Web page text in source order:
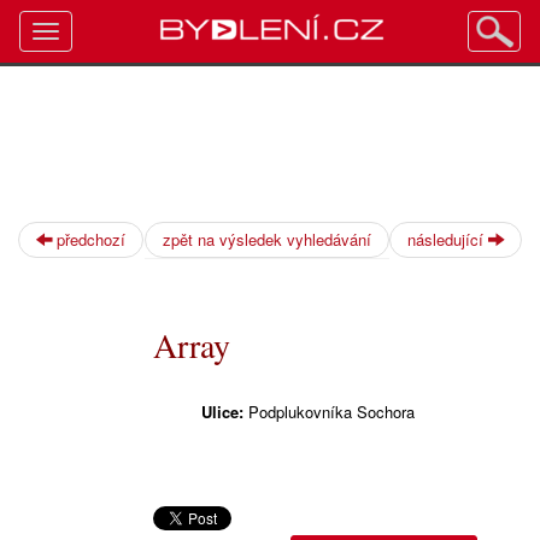
předchozí zpět na výsledek vyhledávání následující
Array
Ulice: Podplukovníka Sochora
Toggle
navigation